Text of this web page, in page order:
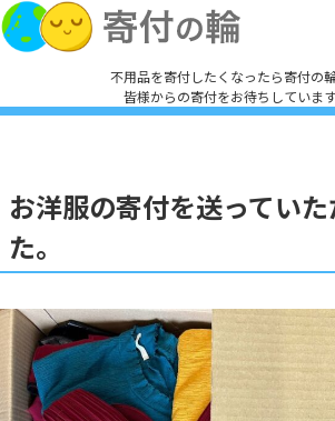
不用品を寄付したくなったら寄付の
皆様からの寄付をお待ちしています
お洋服の寄付を送ってい
た。